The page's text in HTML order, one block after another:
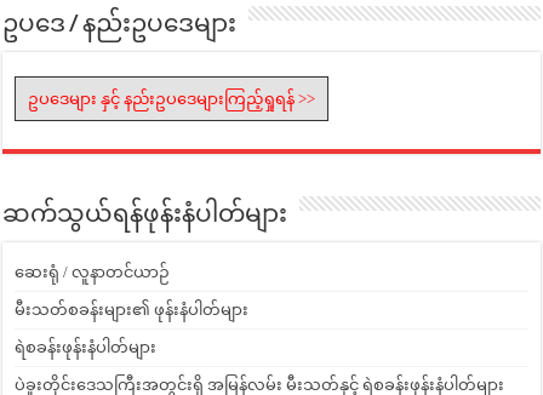
ဥပဒေ / နည်းဥပဒေများ
ဥပဒေများ နှင့် နည်းဥပဒေများကြည့်ရှုရန် >>
ဆက်သွယ်ရန်ဖုန်းနံပါတ်များ
ဆေးရုံ / လူနာတင်ယာဉ်
မီးသတ်စခန်းများ၏ ဖုန်းနံပါတ်များ
ရဲစခန်းဖုန်းနံပါတ်များ
ပဲခူးတိုင်းဒေသကြီးအတွင်းရှိ အမြန်လမ်း မီးသတ်နှင့် ရဲစခန်းဖုန်းနံပါတ်များ